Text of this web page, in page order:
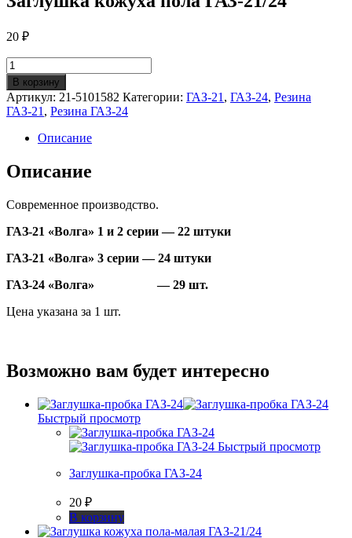
20 ₽
Количество
Заглушка
кожуха
пола
ГАЗ-21/24
В корзину
Артикул: 21-5101582 Категории: ГАЗ-21 , ГАЗ-24, Резина
ГАЗ-21 , Резина ГАЗ-24
Описание
Описание
Современное производство.
ГАЗ-21 «Волга» 1 и 2 серии — 22 штуки
ГАЗ-21 «Волга» 3 серии — 24 штуки
ГАЗ-24 «Волга» — 29 шт.
Цена указана за 1 шт.
Возможно вам будет интересно
Быстрый просмотр
Быстрый просмотр
Заглушка-пробка ГАЗ-24
20 ₽
В корзину